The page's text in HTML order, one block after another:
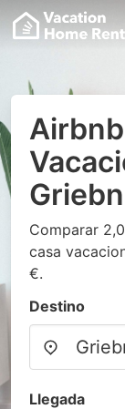
Comparar
casa
€.
Destino
Llegada